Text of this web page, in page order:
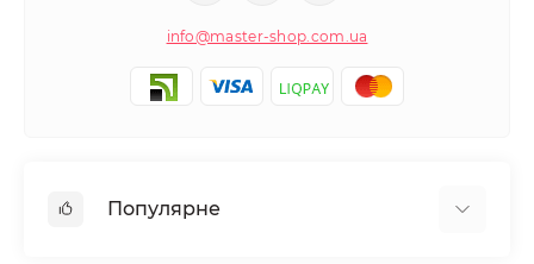
info@master-shop.com.ua
Популярне